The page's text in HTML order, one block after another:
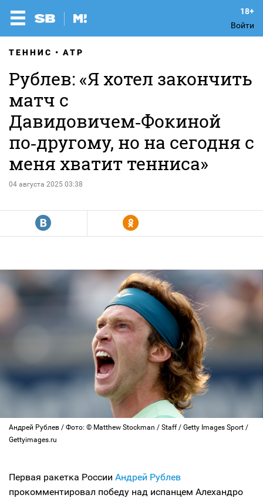
Войти
ТЕННИС ATP
Рублев: «Я хотел закончить
матч с
Давидовичем‑Фокиной
по‑другому, но на сегодня с
меня хватит тенниса»
04 августа 2025 03:38
R Y
Андрей Рублев / Фото: © Matthew Stockman / Staff / Getty Images Sport /
Gettyimages.ru
Первая ракетка России Андрей Рублев
прокомментировал победу над испанцем Алехандро